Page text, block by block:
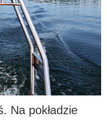
Na pokładzie